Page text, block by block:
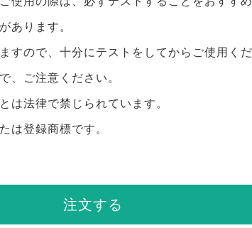
あります。
ので、十分にテストをしてからご使用くだ
、ご注意ください。
は法律で禁じられています。
は登録商標です。
注文する